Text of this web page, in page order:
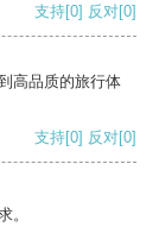
支持[0] 反对[0]
高品质的旅行体
支持[0] 反对[0]
。